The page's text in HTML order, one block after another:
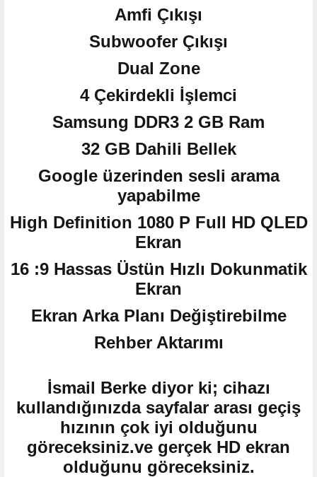
Amfi Çıkışı
Subwoofer Çıkışı
Dual Zone
4 Çekirdekli İşlemci
Samsung DDR3 2 GB Ram
32 GB Dahili Bellek
Google üzerinden sesli arama
yapabilme
High Definition 1080 P Full HD QLED
Ekran
16 :9 Hassas Üstün Hızlı Dokunmatik
Ekran
Ekran Arka Planı Değiştirebilme
Rehber Aktarımı
İsmail Berke diyor ki; cihazı
kullandığınızda sayfalar arası geçiş
hızının çok iyi olduğunu
göreceksiniz.ve gerçek HD ekran
olduğunu göreceksiniz.